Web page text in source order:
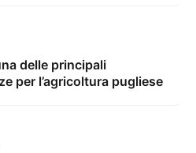
delle principali
per l’agricoltura pugliese